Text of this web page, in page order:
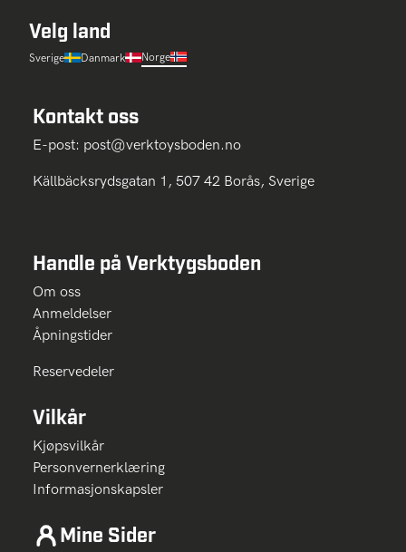
Velg land
Sverige Danmark Norge
Kontakt oss
E-post: post@verktoysboden.no
Källbäcksrydsgatan 1, 507 42 Borås, Sverige
Handle på Verktygsboden
Om oss
Anmeldelser
Åpningstider
Reservedeler
Vilkår
Kjøpsvilkår
Personvernerklæring
Informasjonskapsler
Mine Sider